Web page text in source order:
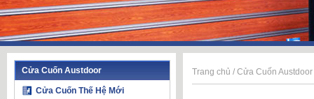
Cửa Cuốn Austdoor
Cửa Cuốn Thế Hệ Mới
Trang chủ / Cửa Cuốn Austdoor